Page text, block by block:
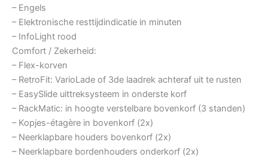
– Engels
– Elektronische resttijdindicatie in minuten
– InfoLight rood
Comfort / Zekerheid:
– Flex-korven
– RetroFit: VarioLade of 3de laadrek achteraf uit te rusten
– EasySlide uittreksysteem in onderste korf
– RackMatic: in hoogte verstelbare bovenkorf (3 standen)
– Kopjes-étagère in bovenkorf (2x)
– Neerklapbare houders bovenkorf (2x)
– Neerklapbare bordenhouders onderkorf (2x)